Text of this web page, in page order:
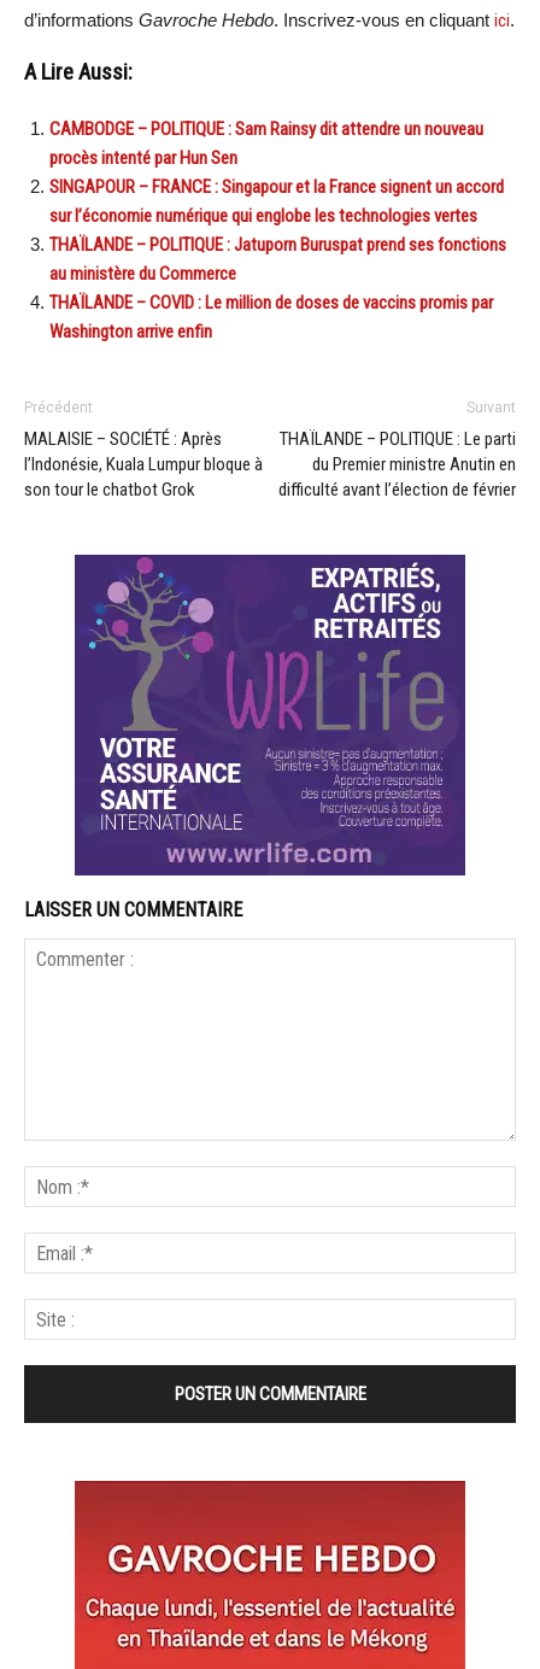
d’informations Gavroche Hebdo. Inscrivez-vous en cliquant ici.
A Lire Aussi:
CAMBODGE – POLITIQUE : Sam Rainsy dit attendre un nouveau
procès intenté par Hun Sen
SINGAPOUR – FRANCE : Singapour et la France signent un accord
sur l’économie numérique qui englobe les technologies vertes
THAÏLANDE – POLITIQUE : Jatuporn Buruspat prend ses fonctions
au ministère du Commerce
THAÏLANDE – COVID : Le million de doses de vaccins promis par
Washington arrive enfin
Précédent
MALAISIE – SOCIÉTÉ : Après
l’Indonésie, Kuala Lumpur bloque à
son tour le chatbot Grok
Suivant
THAÏLANDE – POLITIQUE : Le parti
du Premier ministre Anutin en
difficulté avant l’élection de février
LAISSER UN COMMENTAIRE